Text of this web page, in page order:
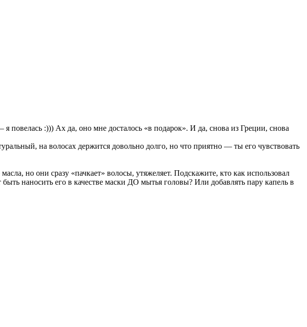
повелась :))) Ах да, оно мне досталось «в подарок». И да, снова из Греции, снова
на волосах держится довольно долго, но что приятно — ты его чувствовать
но они сразу «пачкает» волосы, утяжеляет. Подскажите, кто как использовал
наносить его в качестве маски ДО мытья головы? Или добавлять пару капель в